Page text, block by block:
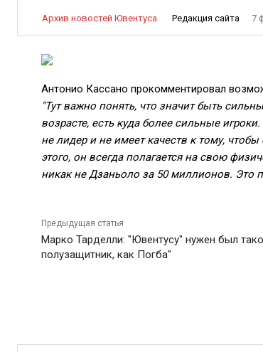
Архив новостей Ювентуса Редакция сайта 7
Антонио Кассано прокомментировал
"Тут важно понять, что значит быть
возрасте, есть куда более сильные
не лидер и не имеет качеств к тому,
этого, он всегда полагается на свою
никак не Дзаньоло за 50 миллионов. Это
Предыдущая статья
Марко Тарделли: "Ювентусу" нужен был
полузащитник, как Погба"